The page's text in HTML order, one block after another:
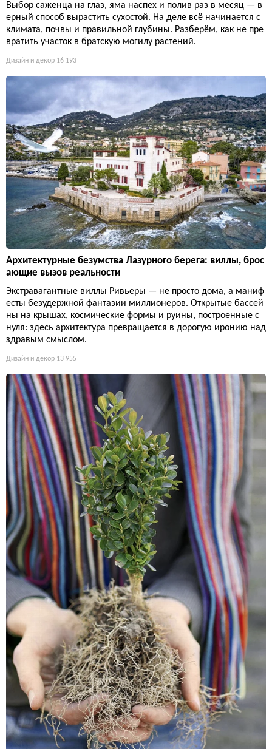
Выбор саженца на глаз, яма наспех и полив раз в месяц — в
ерный способ вырастить сухостой. На деле всё начинается с
климата, почвы и правильной глубины. Разберём, как не пре
вратить участок в братскую могилу растений.
Дизайн и декор 16 193
Архитектурные безумства Лазурного берега: виллы, брос
ающие вызов реальности
Экстравагантные виллы Ривьеры — не просто дома, а маниф
есты безудержной фантазии миллионеров. Открытые бассей
ны на крышах, космические формы и руины, построенные с
нуля: здесь архитектура превращается в дорогую иронию над
здравым смыслом.
Дизайн и декор 13 955